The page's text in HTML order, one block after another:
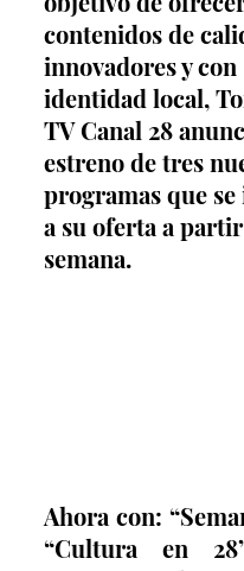
contenidos de
innovadores y con
identidad local,
TV Canal 28
estreno de tres
programas que
a su oferta a
semana.
Ahora con:
“Cultura en